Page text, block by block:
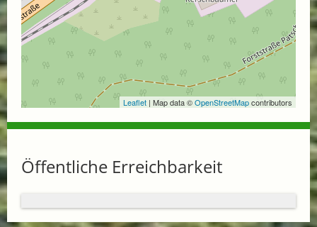
Leaflet | Map data ©OpenStreetMapcontributors
Öffentliche Erreichbarkeit